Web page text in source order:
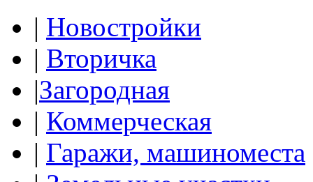
| Новостройки
| Вторичка
|Загородная
| Коммерческая
| Гаражи, машиноместа